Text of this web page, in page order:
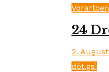
24
2.
döt.gsi